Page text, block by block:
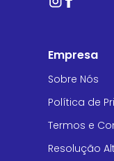
Empresa
Sobre Nós
Política de
Termos e
Resolução